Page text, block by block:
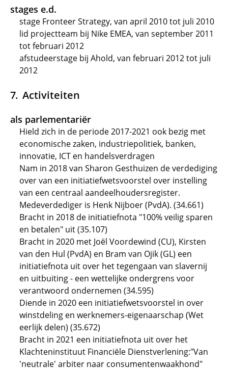
stages e.d.
stage Fronteer Strategy, van april 2010 tot juli 2010
lid projectteam bij Nike EMEA, van september 2011
tot februari 2012
afstudeerstage bij Ahold, van februari 2012 tot juli
2012
Activiteiten
als parlementariër
Hield zich in de periode 2017-2021 ook bezig met
economische zaken, industriepolitiek, banken,
innovatie, ICT en handelsverdragen
Nam in 2018 van Sharon Gesthuizen de verdediging
over van een initiatiefwetsvoorstel over instelling
van een centraal aandeelhoudersregister.
Medeverdediger is Henk Nijboer (PvdA). (34.661)
Bracht in 2018 de initiatiefnota "100% veilig sparen
en betalen" uit (35.107)
Bracht in 2020 met Joël Voordewind (CU), Kirsten
van den Hul (PvdA) en Bram van Ojik (GL) een
initiatiefnota uit over het tegengaan van slavernij
en uitbuiting - een wettelijke ondergrens voor
verantwoord ondernemen (34.595)
Diende in 2020 een initiatiefwetsvoorstel in over
winstdeling en werknemers-eigenaarschap (Wet
eerlijk delen) (35.672)
Bracht in 2021 een initiatiefnota uit over het
Klachteninstituut Financiële Dienstverlening:"Van
'neutrale' arbiter naar consumentenwaakhond"